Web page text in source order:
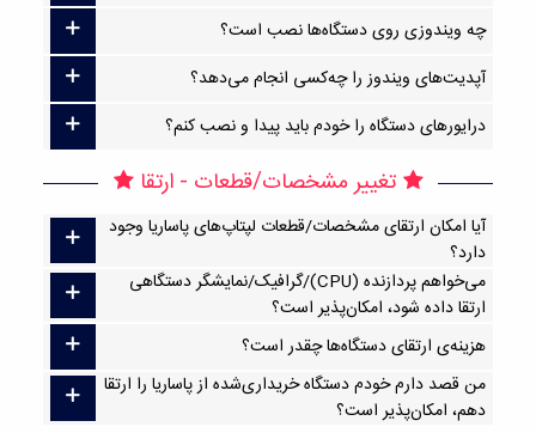
چه ویندوزی روی دستگاه‌ها نصب است؟
آپدیت‌های ویندوز را چه‌کسی انجام می‌دهد؟
درایورهای دستگاه را خودم باید پیدا و نصب کنم؟
تغییر مشخصات/قطعات - ارتقا
آیا امکان ارتقا‌ی مشخصات/قطعات لپتاپ‌های پاساریا وجود
دارد؟
می‌خواهم پردازنده (CPU)/گرافیک/نمایشگر دستگاهی
ارتقا داده شود، امکان‌پذیر است؟
هزینه‌ی ارتقای دستگاه‌ها چقدر است؟
من قصد دارم خودم دستگاه خریداری‌شده از پاساریا را ارتقا
دهم، امکان‌پذیر است؟